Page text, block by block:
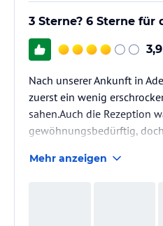
3 Sterne? 6 Sterne für
3,9
Nach unserer Ankunft in
zuerst ein wenig
sahen.Auch die Rezeption
gewöhnungsbedürftig,
haben wir den nächsten
fanden wir auch noch auf
Betten sind selber zu
erfolgt nur gegen Aufpreis
Mehr anzeigen